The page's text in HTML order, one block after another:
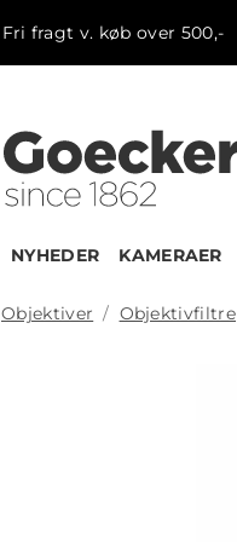
Fri fragt v. køb over 500,-
NYHEDER KAMERAER
Objektiver Objektivfiltre